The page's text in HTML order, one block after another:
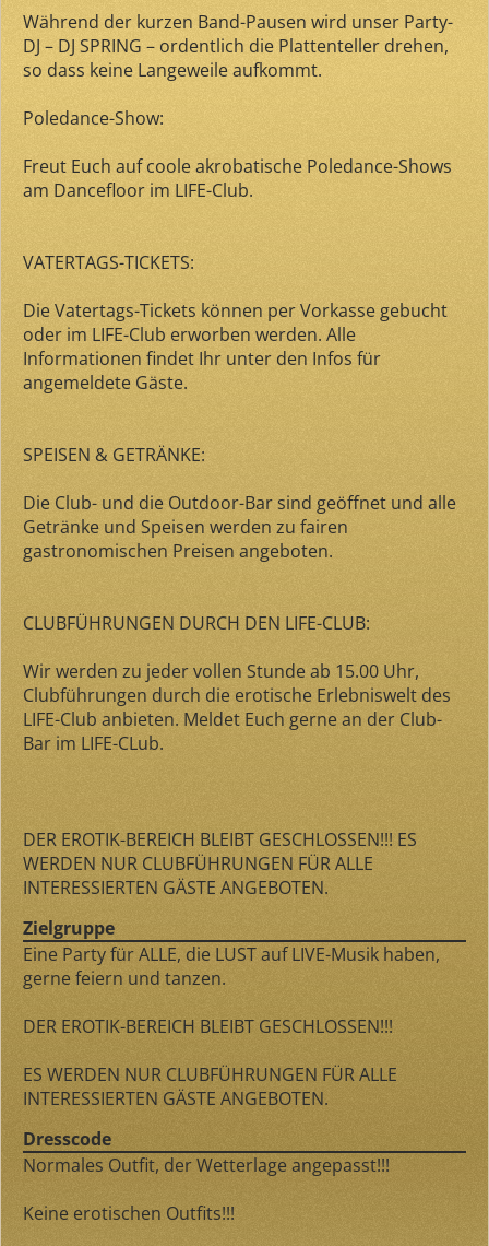
Während der kurzen Band-Pausen wird unser Party-
DJ – DJ SPRING – ordentlich die Plattenteller drehen,
so dass keine Langeweile aufkommt.
Poledance-Show:
Freut Euch auf coole akrobatische Poledance-Shows
am Dancefloor im LIFE-Club.
VATERTAGS-TICKETS:
Die Vatertags-Tickets können per Vorkasse gebucht
oder im LIFE-Club erworben werden. Alle
Informationen findet Ihr unter den Infos für
angemeldete Gäste.
SPEISEN & GETRÄNKE:
Die Club- und die Outdoor-Bar sind geöffnet und alle
Getränke und Speisen werden zu fairen
gastronomischen Preisen angeboten.
CLUBFÜHRUNGEN DURCH DEN LIFE-CLUB:
Wir werden zu jeder vollen Stunde ab 15.00 Uhr,
Clubführungen durch die erotische Erlebniswelt des
LIFE-Club anbieten. Meldet Euch gerne an der Club-
Bar im LIFE-CLub.
DER EROTIK-BEREICH BLEIBT GESCHLOSSEN!!! ES
WERDEN NUR CLUBFÜHRUNGEN FÜR ALLE
INTERESSIERTEN GÄSTE ANGEBOTEN.
Zielgruppe
Eine Party für ALLE, die LUST auf LIVE-Musik haben,
gerne feiern und tanzen.
DER EROTIK-BEREICH BLEIBT GESCHLOSSEN!!!
ES WERDEN NUR CLUBFÜHRUNGEN FÜR ALLE
INTERESSIERTEN GÄSTE ANGEBOTEN.
Dresscode
Normales Outfit, der Wetterlage angepasst!!!
Keine erotischen Outfits!!!